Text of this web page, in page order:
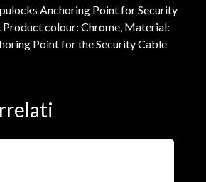
Anchoring Point for Security
Product colour: Chrome, Material:
Point for the Security Cable